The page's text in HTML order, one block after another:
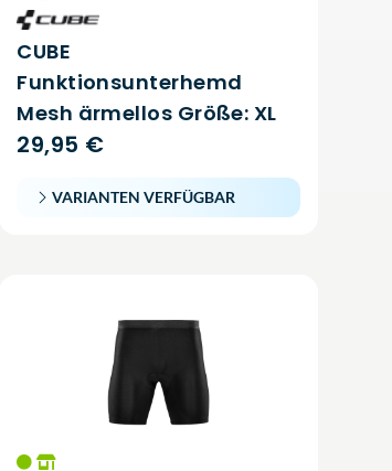
CUBE
Funktionsunterhemd
Mesh ärmellos Größe: XL
29,95 €
VARIANTEN VERFÜGBAR